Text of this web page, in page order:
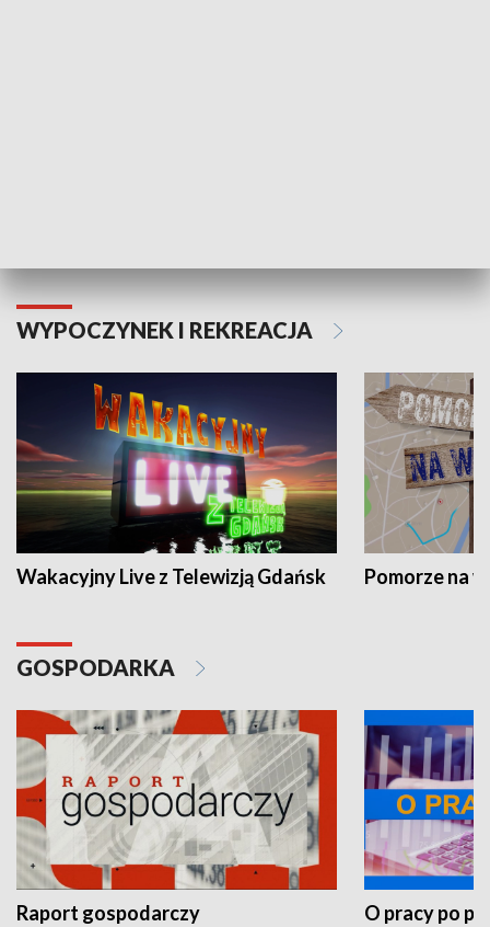
WYPOCZYNEK I REKREACJA
Wakacyjny Live z Telewizją Gdańsk Pomorze na
GOSPODARKA
Raport gospodarczy O pracy po